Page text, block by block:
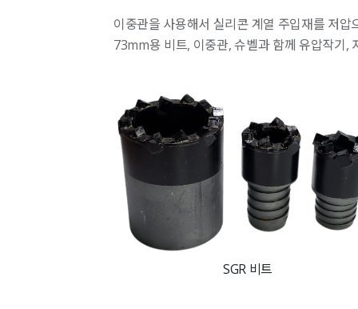
이중관을 사용해서 실리콘 계열 주입재를 저
73mm용 비트, 이중관, 슈벨과 함께 유압작기,
SGR 비트